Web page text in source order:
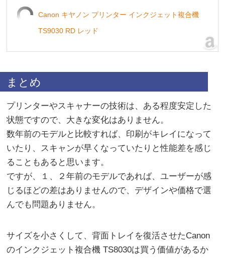
Canon キヤノン プリンター インクジェット複合機
TS9030 RD レッド
まとめ
プリンターやスキャナーの技術は、ある程度安定した
状態ですので、大きな変化はありません。
数年前のモデルと比較すれば、印刷がキレイになって
いたり、スキャンが早くなっていたりと性能差を感じ
ることもあると思います。
ですが、１、２年前のモデルであれば、ユーザーが感
じるほどの差はありませんので、デザインや価格で選
んでも問題ありません。
サイズを小さくして、背面トレイを復活させたCanon
のインクジェット複合機 TS8030は買う価値があるか